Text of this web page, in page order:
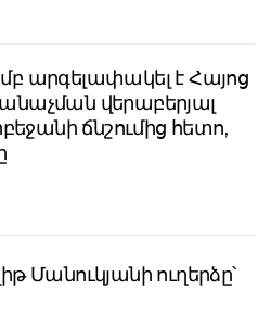
արգելափակել է Հայոց
վերաբերյալ
ճնշումից հետո,
Մանուկյանի ուղերձը՝